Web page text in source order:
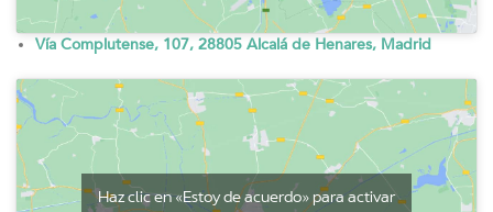
Vía Complutense, 107, 28805 Alcalá de Henares, Madrid
Haz clic en «Estoy de acuerdo» para activar